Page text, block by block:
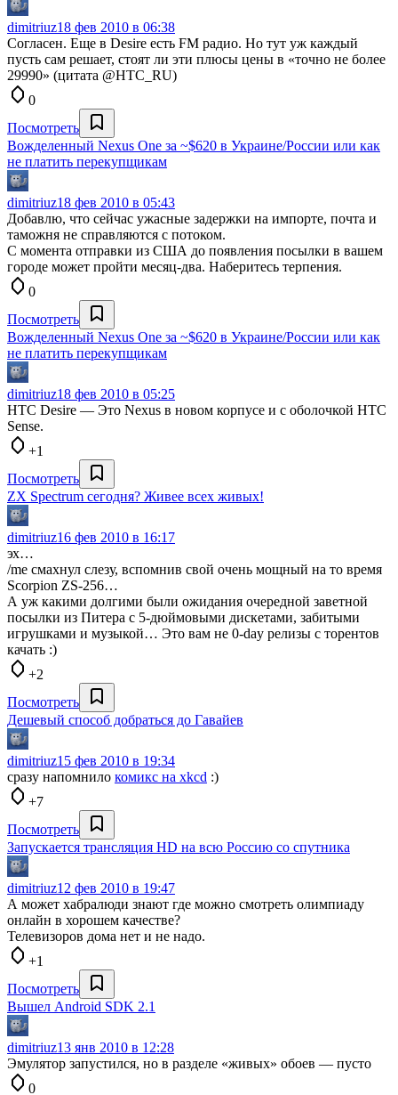
dimitriuz18 фев 2010 в 06:38
Согласен. Еще в Desire есть FM радио. Но тут уж каждый
пусть сам решает, стоят ли эти плюсы цены в «точно не более
29990» (цитата @HTC_RU)
0
Посмотреть
Вожделенный Nexus One за ~$620 в Украине/России или как
не платить перекупщикам
dimitriuz18 фев 2010 в 05:43
Добавлю, что сейчас ужасные задержки на импорте, почта и
таможня не справляются с потоком.
С момента отправки из США до появления посылки в вашем
городе может пройти месяц-два. Наберитесь терпения.
0
Посмотреть
Вожделенный Nexus One за ~$620 в Украине/России или как
не платить перекупщикам
dimitriuz18 фев 2010 в 05:25
HTC Desire — Это Nexus в новом корпусе и с оболочкой HTC
Sense.
+1
Посмотреть
ZX Spectrum сегодня? Живее всех живых!
dimitriuz16 фев 2010 в 16:17
эх…
/me смахнул слезу, вспомнив свой очень мощный на то время
Scorpion ZS-256…
А уж какими долгими были ожидания очередной заветной
посылки из Питера с 5-дюймовыми дискетами, забитыми
игрушками и музыкой… Это вам не 0-day релизы с торентов
качать :)
+2
Посмотреть
Дешевый способ добраться до Гавайев
dimitriuz15 фев 2010 в 19:34
сразу напомнило комикс на xkcd :)
+7
Посмотреть
Запускается трансляция HD на всю Россию со спутника
dimitriuz12 фев 2010 в 19:47
А может хабралюди знают где можно смотреть олимпиаду
онлайн в хорошем качестве?
Телевизоров дома нет и не надо.
+1
Посмотреть
Вышел Android SDK 2.1
dimitriuz13 янв 2010 в 12:28
Эмулятор запустился, но в разделе «живых» обоев — пусто
0